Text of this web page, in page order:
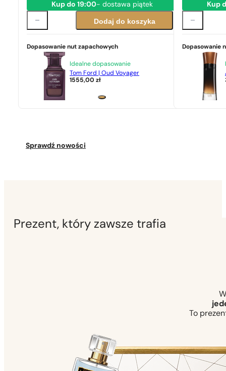
Kup do 19:00- dostawa piątek
Dodaj do koszyka
Dopasowanie nut zapachowych
Idealne dopasowanie
Tom Ford | Oud Voyager
1555,00zł
Kup
Dopasowanie
Sprawdź nowości
Prezent, który zawsze trafia
To